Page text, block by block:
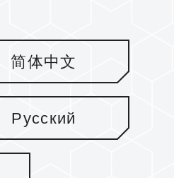
19.Oct.2022
TEAMGROUP
T-FORCE SIREN
简体中文
Русский